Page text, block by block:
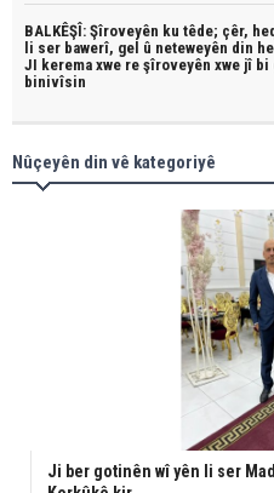
BALKÊŞÎ: Şîroveyên ku têde; çêr,
li ser bawerî, gel û neteweyên din
JI kerema xwe re şîroveyên xwe jî bi
binivîsin
Nûçeyên din vê kategoriyê
Ji ber gotinên wî yên li ser